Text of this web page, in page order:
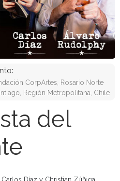
CorpArtes, Rosario Norte
Región Metropolitana, Chile
del
Díaz y Christian Zúñiga